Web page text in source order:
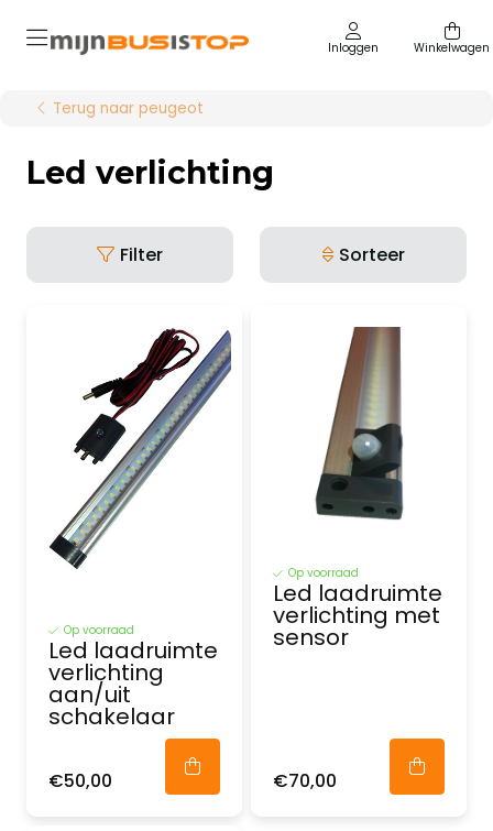
Inloggen Winkelwagen
Terug naar peugeot
Led verlichting
Filter Sorteer
Op voorraad
Led laadruimte
verlichting
aan/uit
schakelaar
€50,00
Op voorraad
Led laadruimte
verlichting met
sensor
€70,00